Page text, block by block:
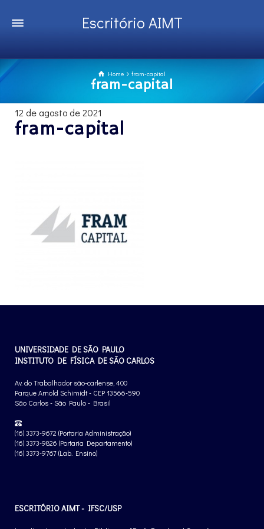
Escritório AIMT
Home fram-capital
fram-capital
12 de agosto de 2021
fram-capital
UNIVERSIDADE DE SÃO PAULO
INSTITUTO DE FÍSICA DE SÃO CARLOS
Av. do Trabalhador são-carlense, 400
Parque Arnold Schimidt - CEP 13566-590
São Carlos - São Paulo - Brasil
(16) 3373-9672 (Portaria Administração)
(16) 3373-9826 (Portaria Departamento)
(16) 3373-9767 (Lab. Ensino)
ESCRITÓRIO AIMT - IFSC/USP